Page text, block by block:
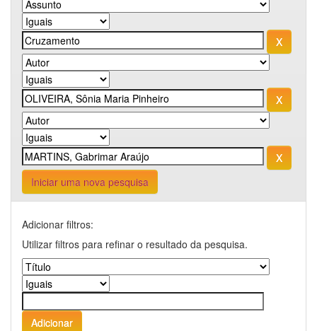
Iniciar uma nova pesquisa
Adicionar filtros:
Utilizar filtros para refinar o resultado da pesquisa.